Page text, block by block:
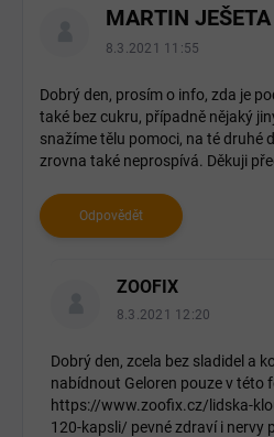
MARTIN JEŠETA
8.3.2021 11:55
Dobrý den, prosím o info, zda je
také bez cukru, případně nějaký
snažíme tělu pomoci, na té druhé
zrovna také neprospívá. Děkuji
Odpovědět
ZOOFIX
8.3.2021 12:20
Dobrý den, zcela bez sladidel a
nabídnout Geloren pouze v této
https://www.zoofix.cz/lidska-
120-kapsli/ pevné zdraví i nervy